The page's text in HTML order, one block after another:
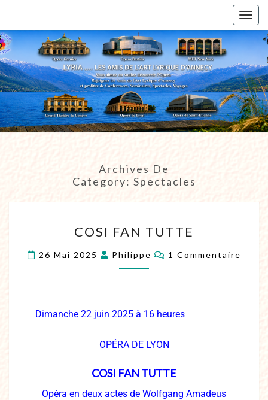
Archives De
Category: Spectacles
COSI FAN TUTTE
26 Mai 2025 Philippe 1 Commentaire
Dimanche 22 juin 2025 à 16 heures
OPÉRA DE LYON
COSI FAN TUTTE
Opéra en deux actes de Wolfgang Amadeus